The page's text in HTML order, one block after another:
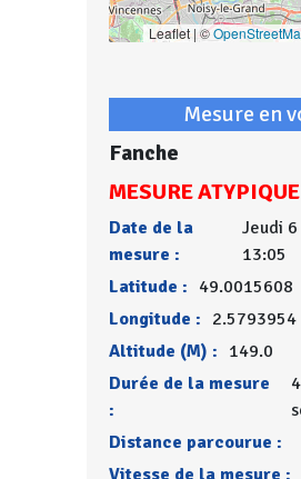
Leaflet | ©
Mesure en
Fanche
MESURE ATYPIQUE
Date de la
mesure :
Jeudi
13:05
Latitude : 49.0015608
Longitude : 2.5793954
Altitude (M) : 149.0
Durée de la mesure
:
Distance parcourue :
Vitesse de la mesure :